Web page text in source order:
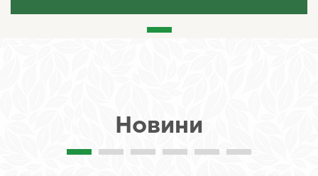
Новини